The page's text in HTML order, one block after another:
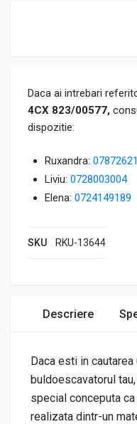
Daca ai intrebari
4CX 823/00577,
dispozitie:
Ruxandra:
Liviu: 0728003004
Elena: 0724149189
SKU RKU-13644
Descriere
Daca esti in
buldoescavatorul
special conceputa
realizata dintr-un